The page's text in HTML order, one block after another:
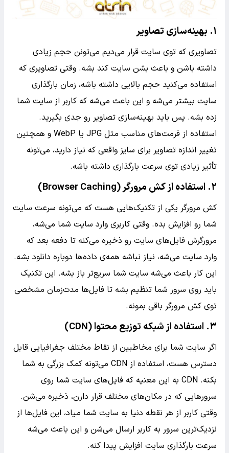
۱. بهینه‌سازی تصاویر
تصاویری که توی سایت قرار می‌دیم می‌تونن حجم زیادی
داشته باشن و باعث بشن سایت کند بشه. وقتی تصاویری که
استفاده می‌کنید حجم بالایی داشته باشه، زمان بارگذاری
سایت بیشتر می‌شه و این باعث می‌شه که کاربر از سایت شما
زده بشه. پس باید بهینه‌سازی تصاویر رو جدی بگیرید.
استفاده از فرمت‌های مناسب مثل JPG یا WebP و همچنین
تغییر اندازه تصاویر برای سایز واقعی که نیاز دارید، می‌تونه
تأثیر زیادی توی سرعت بارگذاری داشته باشه.
۲. استفاده از کش مرورگر (Browser Caching)
کش مرورگر یکی از تکنیک‌هایی هست که می‌تونه سرعت سایت
شما رو افزایش بده. وقتی کاربری وارد سایت شما می‌شه،
مرورگرش فایل‌های سایت رو ذخیره می‌کنه تا دفعه بعد که
وارد سایت می‌شه، نیاز نباشه همه‌ی داده‌ها دوباره دانلود بشه.
این کار باعث می‌شه سایت شما سریع‌تر باز بشه. این تکنیک
باید روی سرور شما تنظیم بشه تا فایل‌ها مدت‌زمان مشخصی
توی کش مرورگر باقی بمونه.
۳. استفاده از شبکه توزیع محتوا (CDN)
اگر سایت شما برای مخاطبین از نقاط مختلف جغرافیایی قابل
دسترس هست، استفاده از CDN می‌تونه کمک بزرگی به شما
بکنه. CDN به این معنیه که فایل‌های سایت شما روی
سرورهایی که در مکان‌های مختلف قرار دارن، ذخیره می‌شن.
وقتی کاربر از هر نقطه دنیا به سایت شما میاد، این فایل‌ها از
نزدیک‌ترین سرور به کاربر ارسال می‌شن و این باعث می‌شه
سرعت بارگذاری سایت افزایش پیدا کنه.